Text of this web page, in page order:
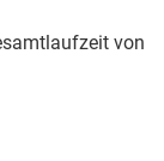
von